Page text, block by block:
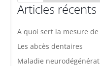
Articles récents
A quoi sert la mesure
Les abcès dentaires
Maladie